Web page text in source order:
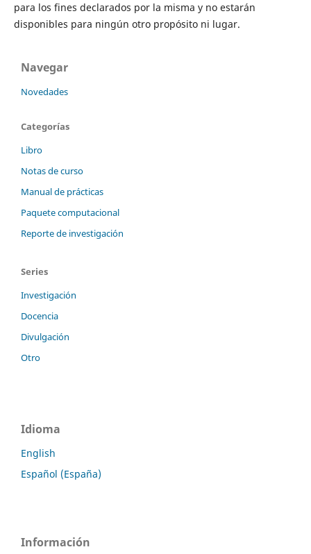
para los fines declarados por la misma y no estarán
disponibles para ningún otro propósito ni lugar.
Navegar
Novedades
Categorías
Libro
Notas de curso
Manual de prácticas
Paquete computacional
Reporte de investigación
Series
Investigación
Docencia
Divulgación
Otro
Idioma
English
Español (España)
Información